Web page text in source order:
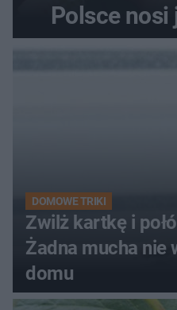
Polsce nosi
DOMOWE TRIKI
Zwilż kartkę i
Żadna mucha nie
domu